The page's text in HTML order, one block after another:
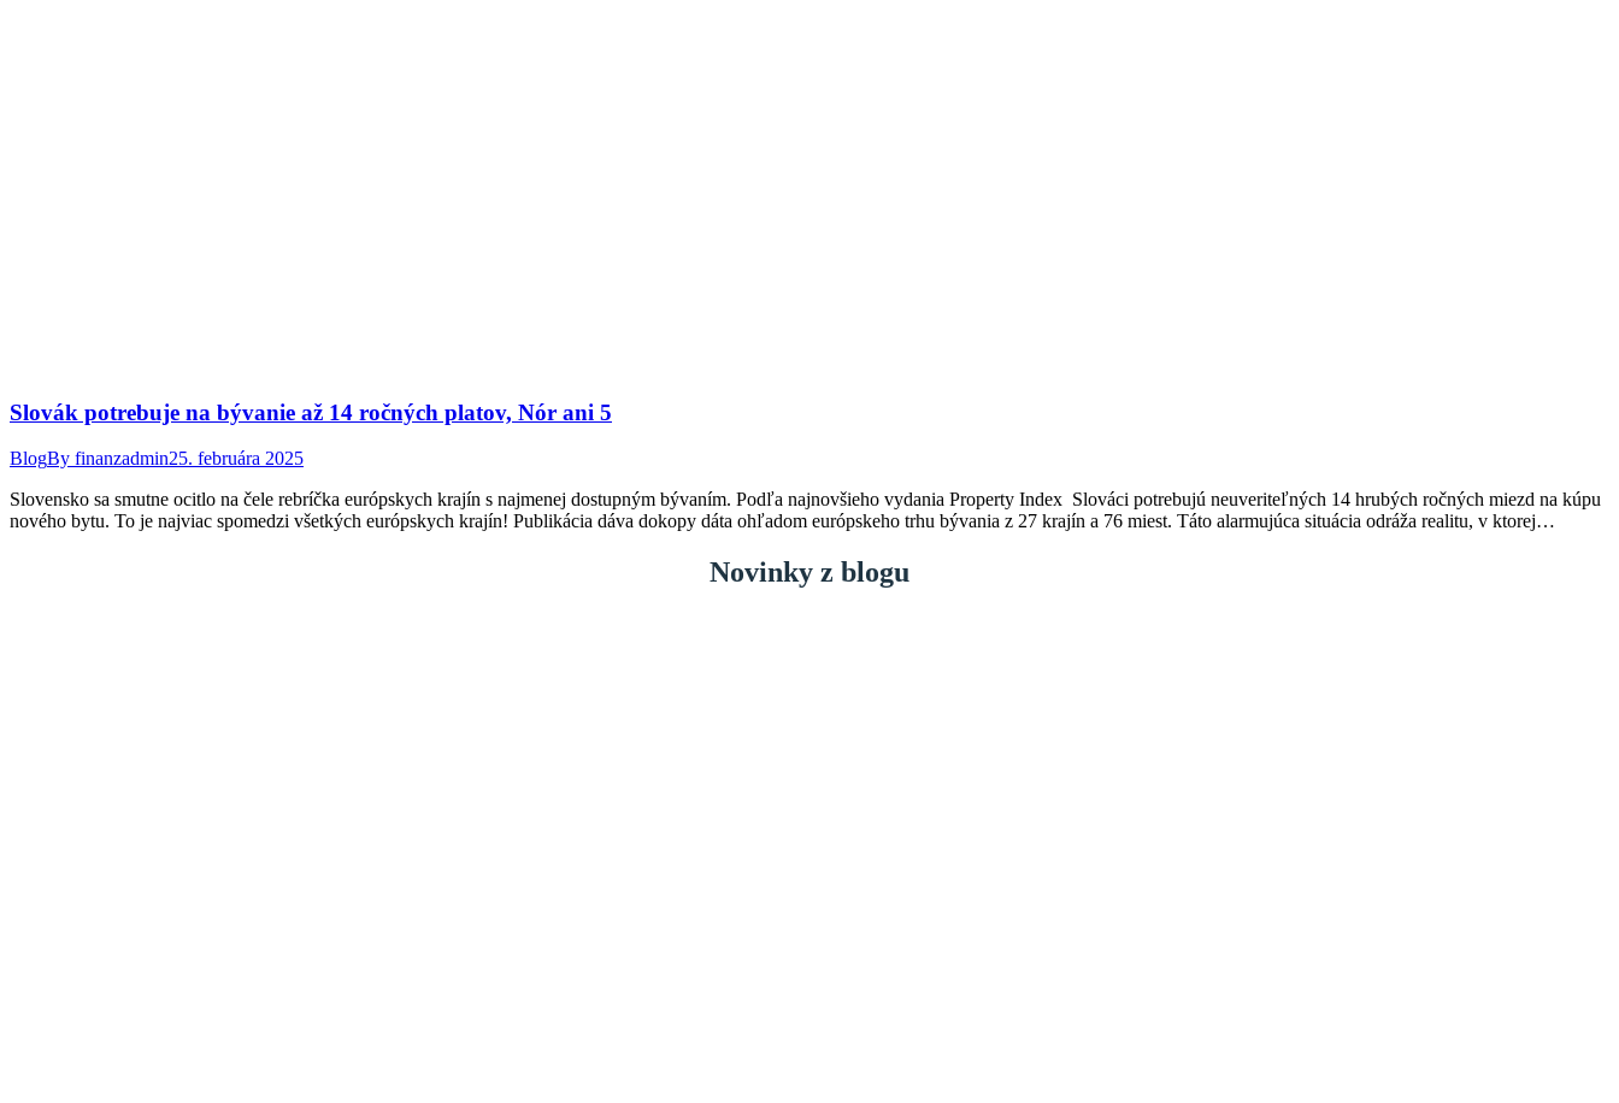
Slovák potrebuje na bývanie až 14 ročných platov, Nór ani 5
BlogBy finanzadmin25. februára 2025
Slovensko sa smutne ocitlo na čele rebríčka európskych krajín s najmenej dostupným bývaním. Podľa najnovšieho vydania Property Index Slováci potrebujú neuveriteľných 14 hrubých ročných miezd na kúpu
nového bytu. To je najviac spomedzi všetkých európskych krajín! Publikácia dáva dokopy dáta ohľadom európskeho trhu bývania z 27 krajín a 76 miest. Táto alarmujúca situácia odráža realitu, v ktorej…
Novinky z blogu